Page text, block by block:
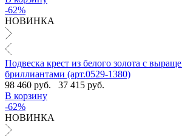
-62%
НОВИНКА
Подвеска крест из белого золота с
бриллиантами (арт.0529-1380)
98 460 руб.
37 415 руб.
В корзину
-62%
НОВИНКА